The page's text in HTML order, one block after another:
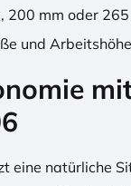
200 mm oder 265
und
eine natürliche